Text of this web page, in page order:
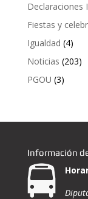
Declaraciones
Fiestas y
Igualdad (4)
Noticias (203)
PGOU (3)
Información